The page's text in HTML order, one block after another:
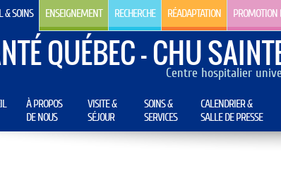
& SOINS ENSEIGNEMENT RECHERCHE RÉADAPTATION PROMOTION
QUÉBEC - CHUCentre hospitalier
À PROPOS
DE NOUS
VISITE &
SÉJOUR
SOINS &
SERVICES
CALENDRIER &
SALLE DE PRESSE